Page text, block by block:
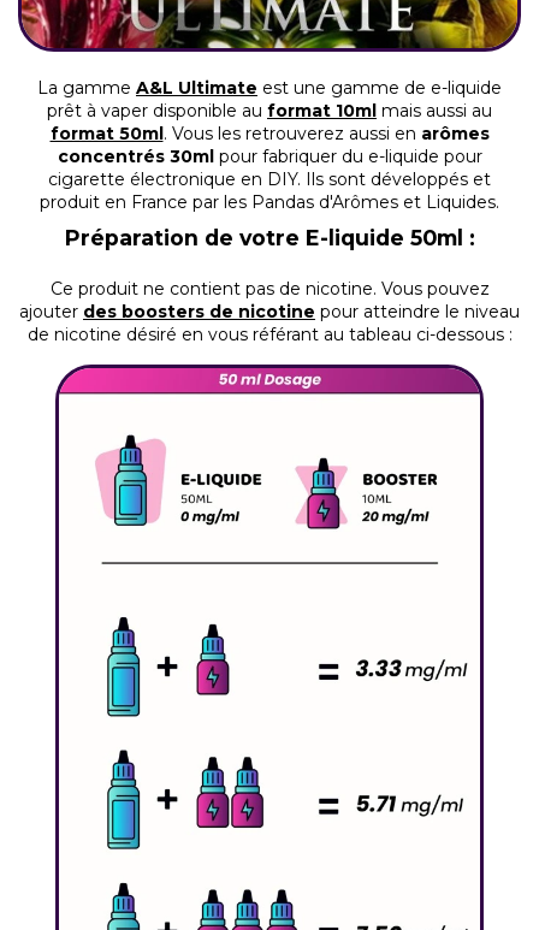
La gamme A&L Ultimate est une gamme de e-liquide
prêt à vaper disponible au format 10ml mais aussi au
format 50ml. Vous les retrouverez aussi en arômes
concentrés 30mlpour fabriquer du e-liquide pour
cigarette électronique en DIY. Ils sont développés et
produit en France par les Pandas d'Arômes et Liquides.
Préparation de votre E-liquide 50ml :
Ce produit ne contient pas de nicotine. Vous pouvez
ajouter des boosters de nicotine pour atteindre le niveau
de nicotine désiré en vous référant au tableau ci-dessous :